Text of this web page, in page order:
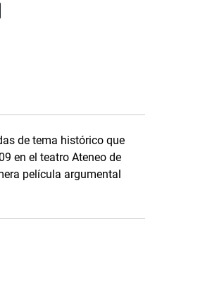
de tema histórico que
en el teatro Ateneo de
película argumental